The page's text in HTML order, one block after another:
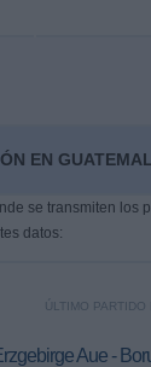
EN
se transmiten los
datos:
ÚLTIMO PARTIDO
Aue -